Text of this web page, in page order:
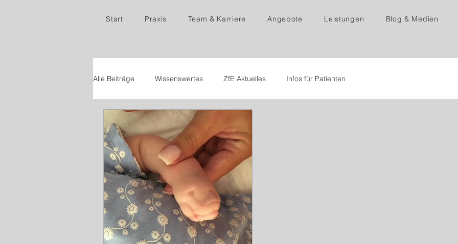
Start Praxis Team & Karriere Angebote Leistungen Blog & Medien
Alle Beiträge Wissenswertes ZfE Aktuelles Infos für Patienten